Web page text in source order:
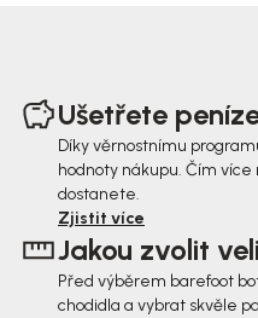
Ušetřete
Díky věrnostnímu
hodnoty nákupu. Čím
dostanete.
Zjistit více
Jakou zvolit
Před výběrem barefoot
chodidla a vybrat skvěle